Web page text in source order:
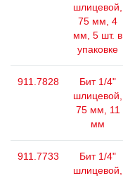
шлицевой,
75 мм, 4
мм, 5 шт. в
упаковке
911.7828
Бит 1/4"
шлицевой,
75 мм, 11
мм
911.7733
Бит 1/4"
шлицевой,